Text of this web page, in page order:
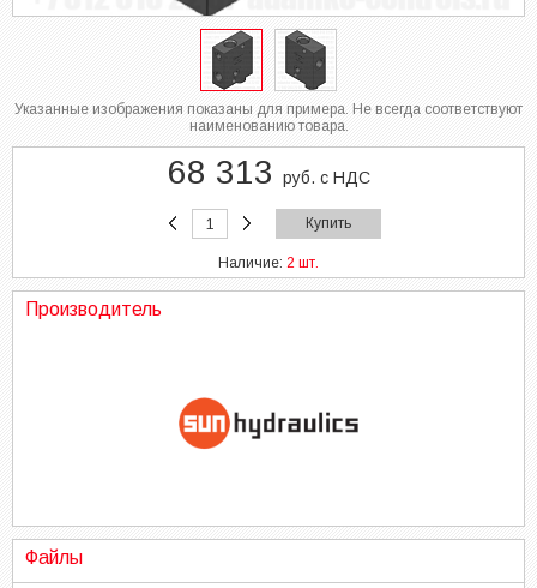
Указанные изображения показаны для примера. Не всегда соответствуют
наименованию товара.
68 313 руб. с НДС
Купить
Наличие: 2 шт.
Производитель
Файлы